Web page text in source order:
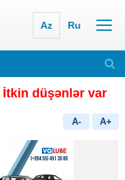
Az Ru
İtkin düşənlər var
A- A+